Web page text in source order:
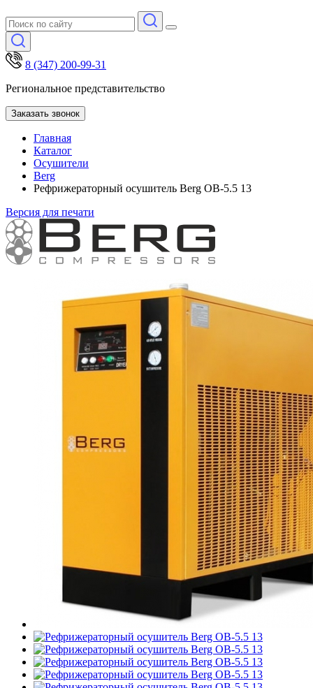
8 (347) 200-99-31
Региональное представительство
Заказать звонок
Главная
Каталог
Осушители
Berg
Рефрижераторный осушитель Berg OB-5.5 13
Версия для печати